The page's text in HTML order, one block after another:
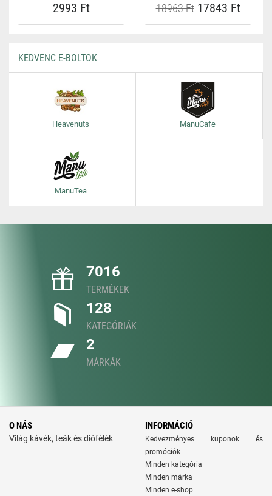
2993 Ft 18963 Ft17843 Ft
KEDVENC E-BOLTOK
Heavenuts ManuCafe
ManuTea
7016
TERMÉKEK
128
KATEGÓRIÁK
2
MÁRKÁK
O NÁS
Világ kávék, teák és diófélék
INFORMÁCIÓ
Kedvezményes kuponok és
promóciók
Minden kategória
Minden márka
Minden e-shop